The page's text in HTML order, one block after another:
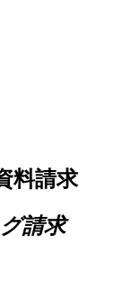
料請求
請求